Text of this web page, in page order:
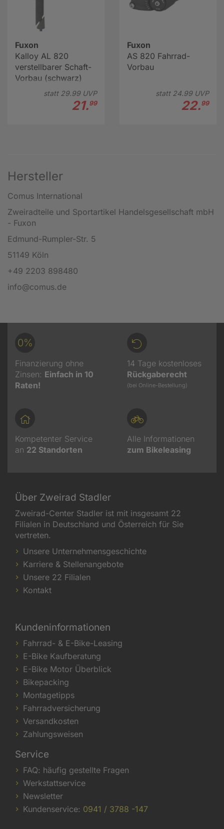
Fuxon
Kalloy AL 820
verstellbarer Schaft-
Vorbau (schwarz)
statt 29.99UVP
21.99
Fuxon
AS 820 Fahrrad-
Vorbau
statt 24.99UVP
22.99
Hersteller
Comus International
Zweiradteile und Sportartikel Handelsgesellschaft mbH
- Fuxon
Edmund-Rumpler-Str. 5
51149 Köln
+49 2203 898480
info@comus.de
0%
Finanzierung ohne
Zinsen: Einfach in 10
Raten!
14 Tage kostenloses
Rückgaberecht
(bei Online-Bestellung)
Kompetenter Service
an 22 Standorten
Alle Informationen
zum Bikeleasing
Über Zweirad Stadler
Zweirad-Center Stadler ist mit insgesamt 22
Filialen in Deutschland und Österreich für Sie
vertreten.
Unsere Unternehmensgeschichte
Karriere & Stellenangebote
Unsere 22 Filialen
Kontakt
Kundeninformationen
Fahrrad- & E-Bike-Leasing
E-Bike Kaufberatung
E-Bike Motor Überblick
Bikepacking
Montagetipps
Fahrradversicherung
Versandkosten
Zahlungsweisen
Service
FAQ: häufig gestellte Fragen
Werkstattservice
Newsletter
Kundenservice: 0941 / 3788 -147